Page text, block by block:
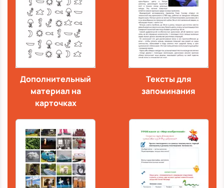
Тексты для
запоминания
Дополнительный
материал на
карточках